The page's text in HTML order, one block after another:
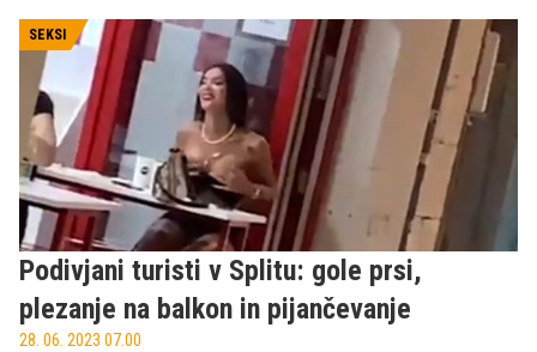
SEKSI
Podivjani turisti v Splitu: gole prsi,
plezanje na balkon in pijančevanje
28. 06. 2023 07.00